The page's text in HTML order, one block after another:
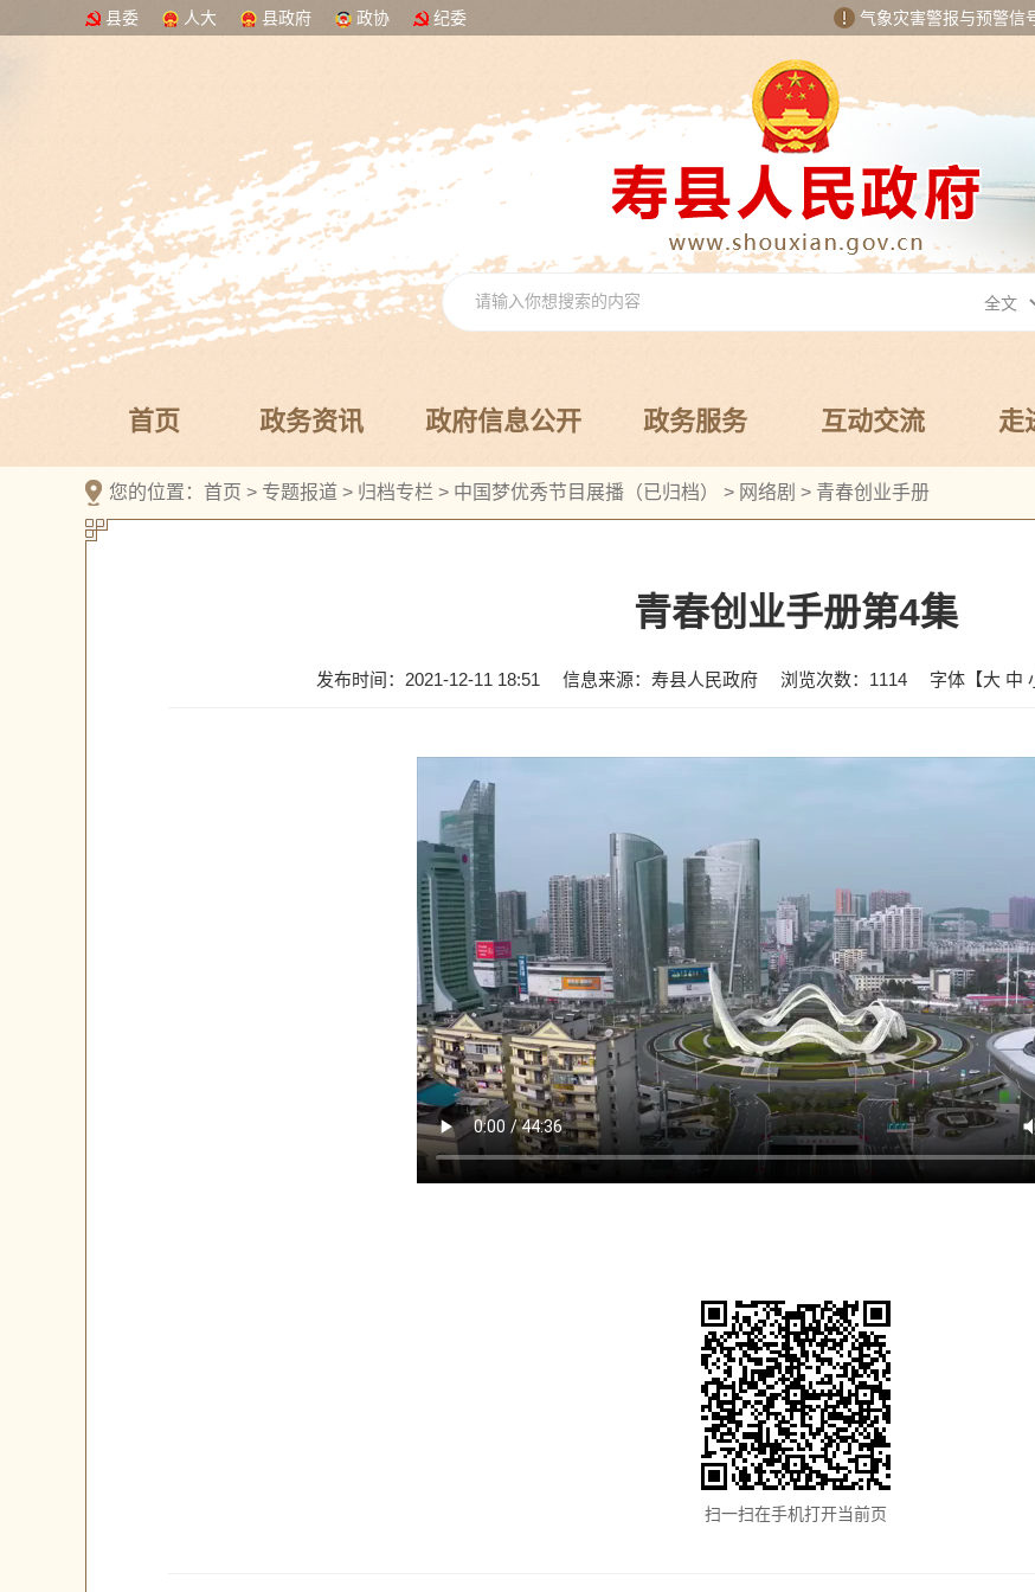
县委 人大 县政府 政协 纪委 气象灾害警报与预警信
首页 政务资讯 政府信息公开 政务服务 互动交流 走
您的位置： 首页 > 专题报道 > 归档专栏 > 中国梦优秀节目展播（已归档） > 网络剧 > 青春创业手册
青春创业手册第4集
发布时间：2021-12-11 18:51 信息来源：寿县人民政府 浏览次数： 1114 字体【大 中
扫一扫在手机打开当前页